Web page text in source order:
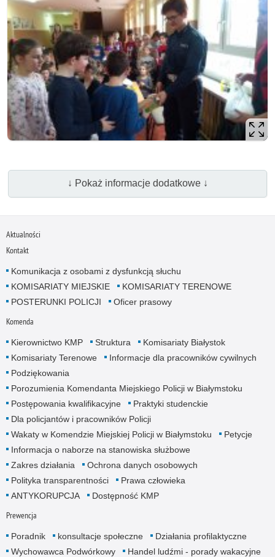
↓ Pokaż informacje dodatkowe ↓
Aktualności
Kontakt
Komunikacja z osobami z dysfunkcją słuchu
KOMISARIATY MIEJSKIE
KOMISARIATY TERENOWE
POSTERUNKI POLICJI
Oficer prasowy
Komenda
Kierownictwo KMP Struktura
Komisariaty Białystok
Komisariaty Terenowe
Informacje dla pracowników cywilnych
Podziękowania
Porozumienia Komendanta Miejskiego Policji w Białymstoku
Postępowania kwalifikacyjne
Praktyki studenckie
Dla policjantów i pracowników Policji
Wakaty w Komendzie Miejskiej Policji w Białymstoku
Petycje
Informacja o naborze na stanowiska służbowe
Zakres działania
Ochrona danych osobowych
Polityka transparentności
Prawa człowieka
ANTYKORUPCJA
Dostępność KMP
Prewencja
Poradnik konsultacje społeczne
Działania profilaktyczne
Wychowawca Podwórkowy
Handel ludźmi - porady wakacyjne